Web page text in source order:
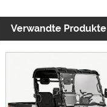
Verwandte Produkte